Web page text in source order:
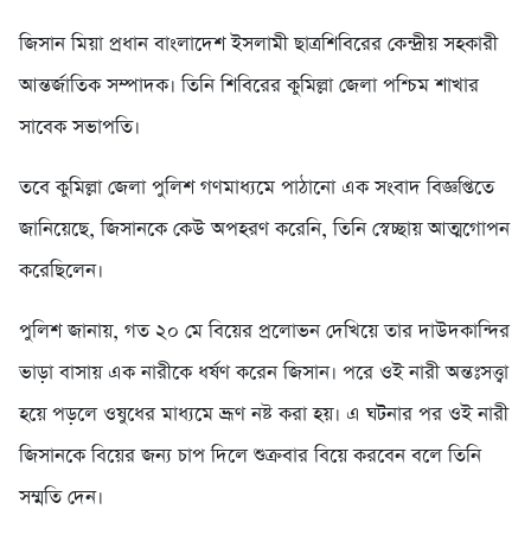
জিসান মিয়া প্রধান বাংলাদেশ ইসলামী ছাত্রশিবিরের কেন্দ্রীয় সহকারী
আন্তর্জাতিক সম্পাদক। তিনি শিবিরের কুমিল্লা জেলা পশ্চিম শাখার
সাবেক সভাপতি।
তবে কুমিল্লা জেলা পুলিশ গণমাধ্যমে পাঠানো এক সংবাদ বিজ্ঞপ্তিতে
জানিয়েছে, জিসানকে কেউ অপহরণ করেনি, তিনি স্বেচ্ছায় আত্মগোপন
করেছিলেন।
পুলিশ জানায়, গত ২০ মে বিয়ের প্রলোভন দেখিয়ে তার দাউদকান্দির
ভাড়া বাসায় এক নারীকে ধর্ষণ করেন জিসান। পরে ওই নারী অন্তঃসত্ত্বা
হয়ে পড়লে ওষুধের মাধ্যমে ভ্রূণ নষ্ট করা হয়। এ ঘটনার পর ওই নারী
জিসানকে বিয়ের জন্য চাপ দিলে শুক্রবার বিয়ে করবেন বলে তিনি
সম্মতি দেন।